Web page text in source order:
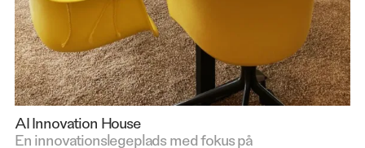
AI Innovation House
En innovationslegeplads med fokus på